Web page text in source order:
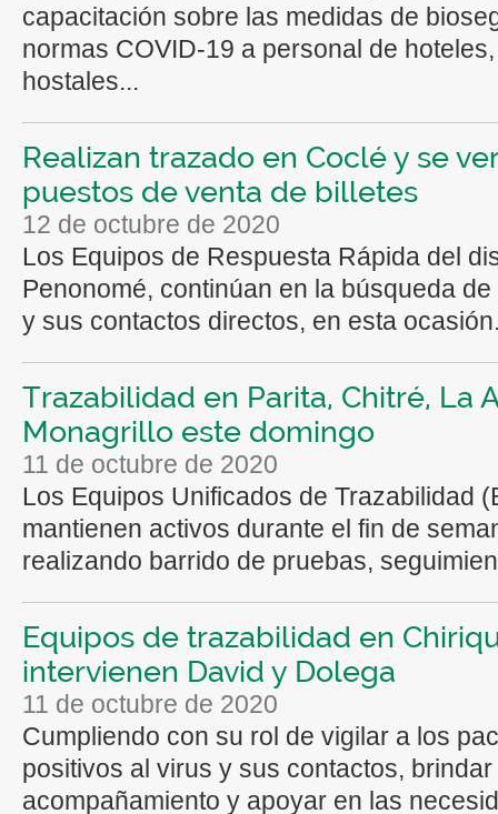
capacitación sobre las medidas de
normas COVID-19 a personal de hoteles,
hostales...
Realizan trazado en Coclé y se
puestos de venta de billetes
12 de octubre de 2020
Los Equipos de Respuesta Rápida del
Penonomé, continúan en la búsqueda
y sus contactos directos, en esta
Trazabilidad en Parita, Chitré, La
Monagrillo este domingo
11 de octubre de 2020
Los Equipos Unificados de Trazabilidad
mantienen activos durante el fin de
realizando barrido de pruebas,
Equipos de trazabilidad en
intervienen David y Dolega
11 de octubre de 2020
Cumpliendo con su rol de vigilar a los
positivos al virus y sus contactos, brindar
acompañamiento y apoyar en las